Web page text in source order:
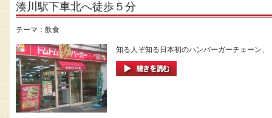
湊川駅下車北へ徒歩５分
テーマ： 飲食
知る人ぞ知る日本初のハンバーガーチェーン